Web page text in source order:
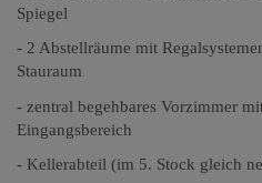
Spiegel
- 2 Abstellräume mit
Stauraum
- zentral begehbares Vorzimmer
Eingangsbereich
- Kellerabteil (im 5. Stock gleich